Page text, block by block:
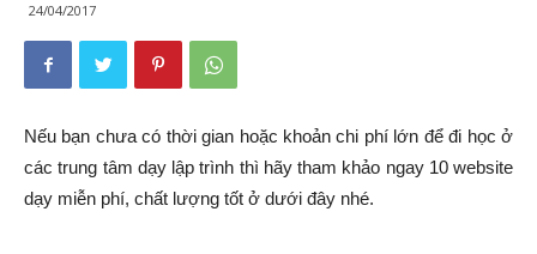
24/04/2017
Nếu bạn chưa có thời gian hoặc khoản chi phí lớn để đi học ở
các trung tâm dạy lập trình thì hãy tham khảo ngay 10 website
dạy miễn phí, chất lượng tốt ở dưới đây nhé.